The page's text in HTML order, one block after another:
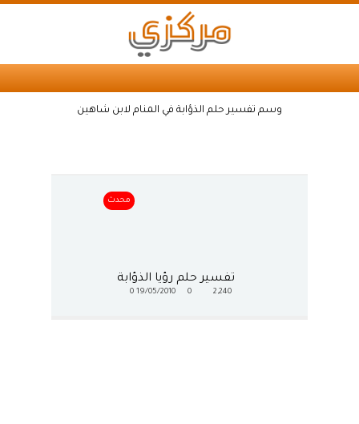
وسم تفسير حلم الذؤابة في المنام لابن شاهين
محدث
تفسير حلم رؤيا الذؤابة
2,240
0
19/05/2010
0